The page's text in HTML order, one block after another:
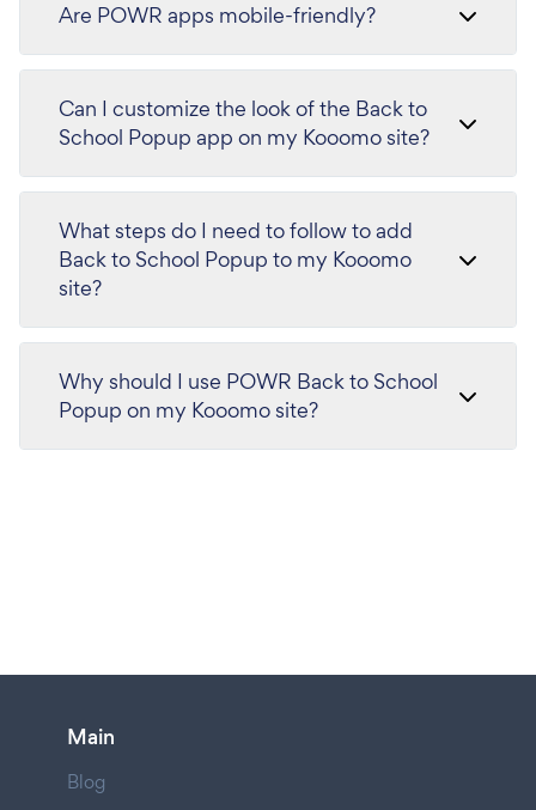
Are POWR apps mobile-friendly?
Can I customize the look of the Back to
School Popup app on my Kooomo site?
What steps do I need to follow to add
Back to School Popup to my Kooomo
site?
Why should I use POWR Back to School
Popup on my Kooomo site?
Main
Blog